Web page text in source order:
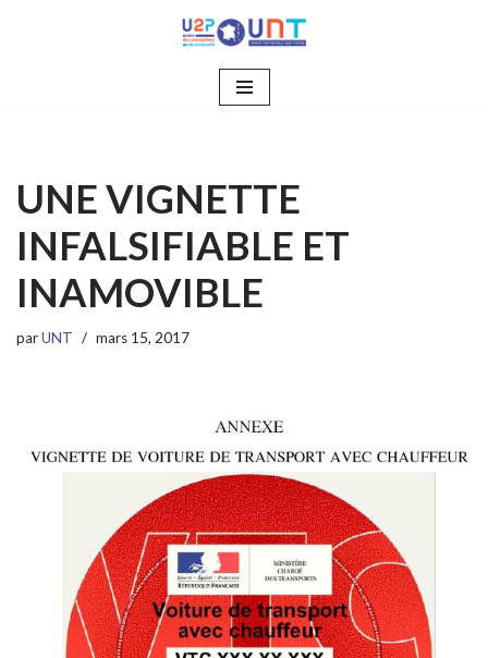
UNE VIGNETTE
INFALSIFIABLE ET
INAMOVIBLE
parUNT mars 15, 2017